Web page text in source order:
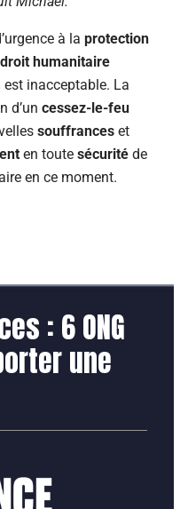
à la protection
droit humanitaire
inacceptable. La
d’un cessez-le-feu
souffrances et
en toute sécurité de
en ce moment.
: 6 ONG
une